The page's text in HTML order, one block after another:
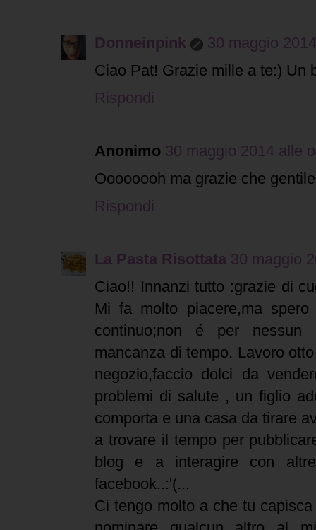
Donneinpink
30 maggio
Ciao Pat! Grazie mille a te:) Un
Rispondi
Anonimo 30 maggio 2014 alle
Oooooooh ma grazie che
Rispondi
La Pasta Risottata 30 maggio
Ciao!! Innanzi tutto :grazie di
Mi fa molto piacere,ma
continuo;non é per
mancanza di tempo. Lavoro
negozio,faccio dolci da
problemi di salute , un figlio
comporta e una casa da tirare
a trovare il tempo per
blog e a interagire con
facebook..:'(...
Ci tengo molto a che tu